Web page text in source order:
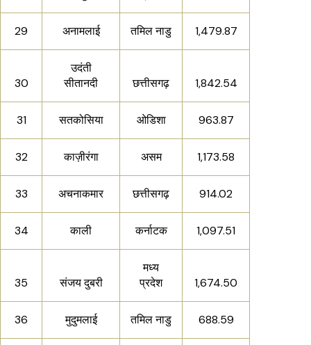
29 अनामलाई तमिल नाडु 1,479.87
30
उदंती
सीतानदी
छत्तीसगढ़ 1,842.54
31 सतकोसिया ओडिशा 963.87
32 काज़ीरंगा असम 1,173.58
33 अचनाकमार छत्तीसगढ़ 914.02
34 काली कर्नाटक 1,097.51
35 संजय दुबरी
मध्य
प्रदेश
1,674.50
36 मुदुमलाई तमिल नाडु 688.59